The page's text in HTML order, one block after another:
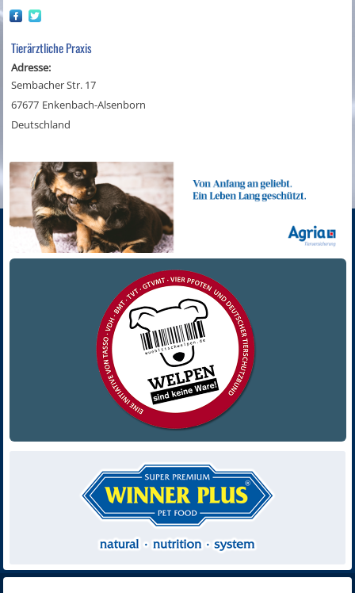
Tierärztliche Praxis
Adresse:
Sembacher Str. 17
67677 Enkenbach-Alsenborn
Deutschland